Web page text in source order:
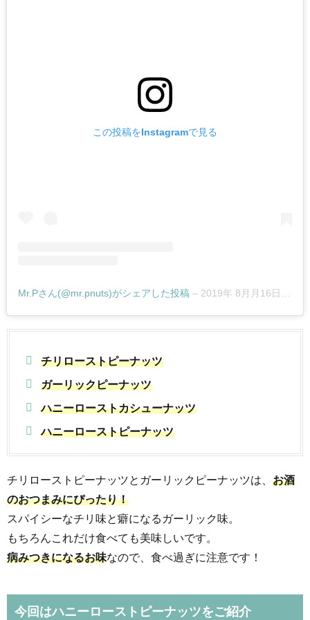
この投稿をInstagramで見る
Mr.Pさん(@mr.pnuts)がシェアした投稿 – 2019年 8月月16日午後5時02分PDT
チリローストピーナッツ
ガーリックピーナッツ
ハニーローストカシューナッツ
ハニーローストピーナッツ
チリローストピーナッツとガーリックピーナッツは、 お酒
のおつまみにぴったり！
スパイシーなチリ味と癖になるガーリック味。
もちろんこれだけ食べても美味しいです。
病みつきになるお味なので、食べ過ぎに注意です！
今回はハニーローストピーナッツをご紹介